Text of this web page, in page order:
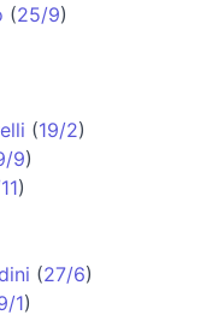
(25/9)
(19/2)
9)
)
(27/6)
1)